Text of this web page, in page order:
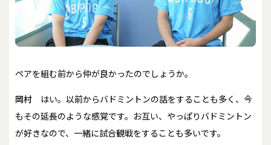
――ペアを組む前から仲が良かったのでしょうか。
岡村
はい。以前からバドミントンの話をすることも多く、今
もその延長のような感覚です。お互い、やっぱりバドミントン
が好きなので、一緒に試合観戦をすることも多いです。